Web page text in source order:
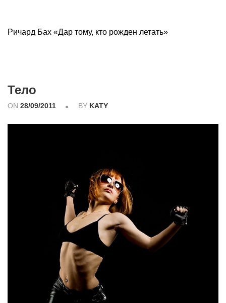
Ричард Бах «Дар тому, кто рожден летать»
Тело
ON 28/09/2011 BY KATY